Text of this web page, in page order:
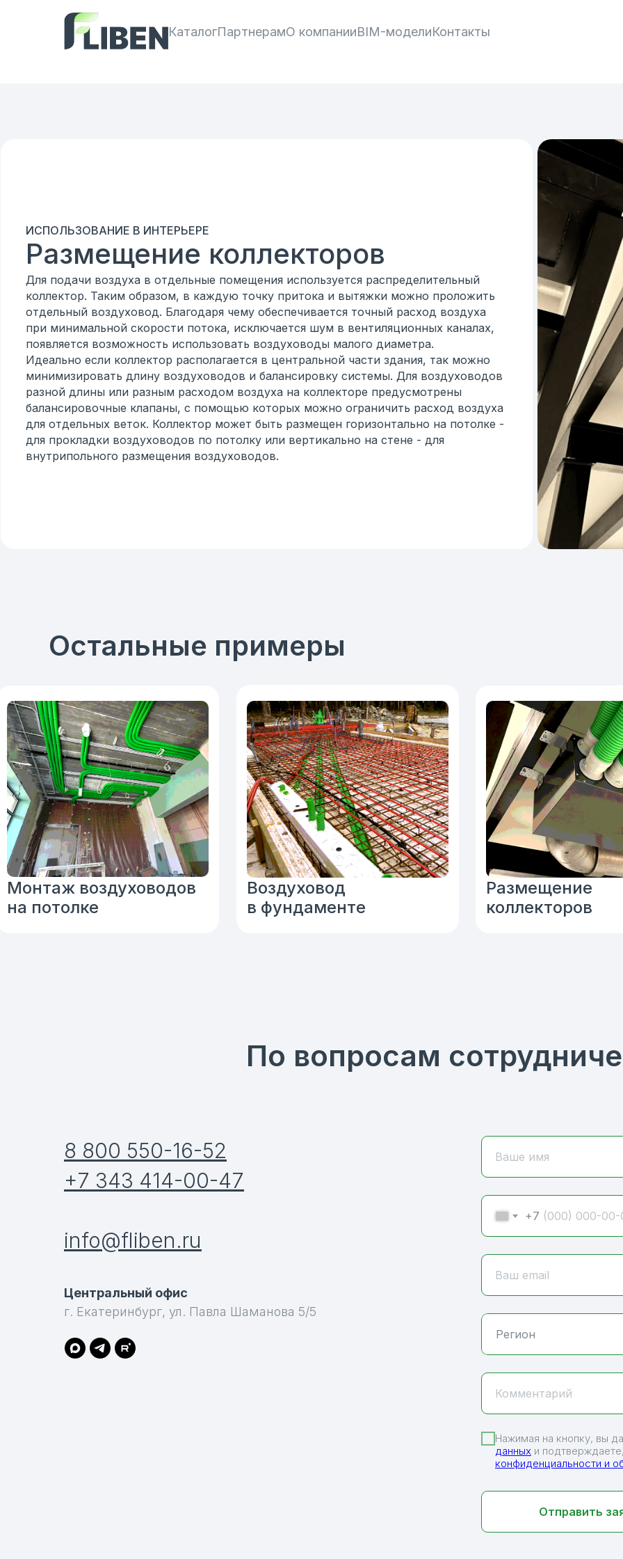
КаталогПартнерамО компанииBIM-моделиКонтакты
ИСПОЛЬЗОВАНИЕ В ИНТЕРЬЕРЕ
Размещение коллекторов
Для подачи воздуха в отдельные помещения используется распределительный
коллектор. Таким образом, в каждую точку притока и вытяжки можно проложить
отдельный воздуховод. Благодаря чему обеспечивается точный расход воздуха
при минимальной скорости потока, исключается шум в вентиляционных каналах,
появляется возможность использовать воздуховоды малого диаметра.
Идеально если коллектор располагается в центральной части здания, так можно
минимизировать длину воздуховодов и балансировку системы. Для воздуховодов
разной длины или разным расходом воздуха на коллекторе предусмотрены
балансировочные клапаны, с помощью которых можно ограничить расход воздуха
для отдельных веток. Коллектор может быть размещен горизонтально на потолке -
для прокладки воздуховодов по потолку или вертикально на стене - для
внутрипольного размещения воздуховодов.
Остальные примеры
Монтаж воздуховодов
на потолке
Воздуховод
в фундаменте
Размещение
коллекторов
По вопросам
8 800 550-16-52
+7 343 414-00-47
info@fliben.ru
Центральный офис
г. Екатеринбург, ул. Павла Шаманова 5/5
Ваше имя
+7
Ваш email
Комментарий
Нажимая на кнопку, вы
данных и
конфиденциальности и
Отправить